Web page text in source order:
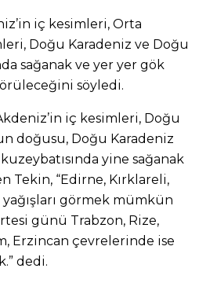
iç kesimleri, Orta
Doğu Karadeniz ve Doğu
sağanak ve yer yer gök
söyledi.
iç kesimleri, Doğu
doğusu, Doğu Karadeniz
yine sağanak
Tekin, “Edirne, Kırklareli,
görmek mümkün
günü Trabzon, Rize,
Erzincan çevrelerinde ise
dedi.